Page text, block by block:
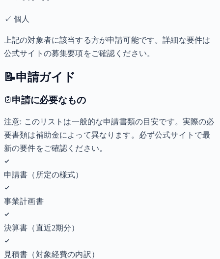
✓個人
上記の対象者に該当する方が申請可能です。詳細な要件は
公式サイトの募集要項をご確認ください。
📝申請ガイド
申請に必要なもの
注意: このリストは一般的な申請書類の目安です。実際の必
要書類は補助金によって異なります。必ず公式サイトで最
新の要件をご確認ください。
申請書（所定の様式）
事業計画書
決算書（直近2期分）
見積書（対象経費の内訳）